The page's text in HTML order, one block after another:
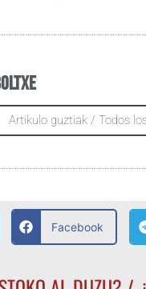
Artikulo guztiak / Todos
Facebook